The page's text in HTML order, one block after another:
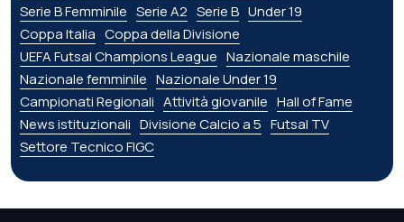
Serie B Femminile Serie A2 Serie B Under 19
Coppa Italia Coppa della Divisione
UEFA Futsal Champions League Nazionale maschile
Nazionale femminile Nazionale Under 19
Campionati Regionali Attività giovanile Hall of Fame
News istituzionali Divisione Calcio a 5 Futsal TV
Settore Tecnico FIGC